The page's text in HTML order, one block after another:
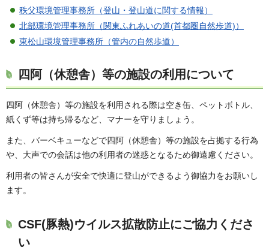
秩父環境管理事務所（登山・登山道に関する情報）
北部環境管理事務所（関東ふれあいの道(首都圏自然歩道)）
東松山環境管理事務所（管内の自然歩道）
四阿（休憩舎）等の施設の利用について
四阿（休憩舎）等の施設を利用される際は空き缶、ペットボトル、
紙くず等は持ち帰るなど、マナーを守りましょう。
また、バーベキューなどで四阿（休憩舎）等の施設を占拠する行為
や、大声での会話は他の利用者の迷惑となるため御遠慮ください。
利用者の皆さんが安全で快適に登山ができるよう御協力をお願いし
ます。
CSF(豚熱)ウイルス拡散防止にご協力くださ
い